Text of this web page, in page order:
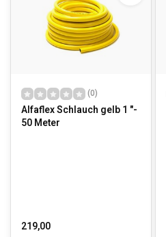
(0)
Alfaflex Schlauch gelb 1 "-
50 Meter
219,00